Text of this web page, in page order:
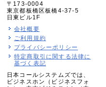
〒173-0004
東京都板橋区板橋4-37-5
日東ビル1F
会社概要
ご利用規約
プライバシーポリシー
特定商取引に関する法律に
基づく表記
日本コールシステムズでは、
ビジネスホン（ビジネスフォ